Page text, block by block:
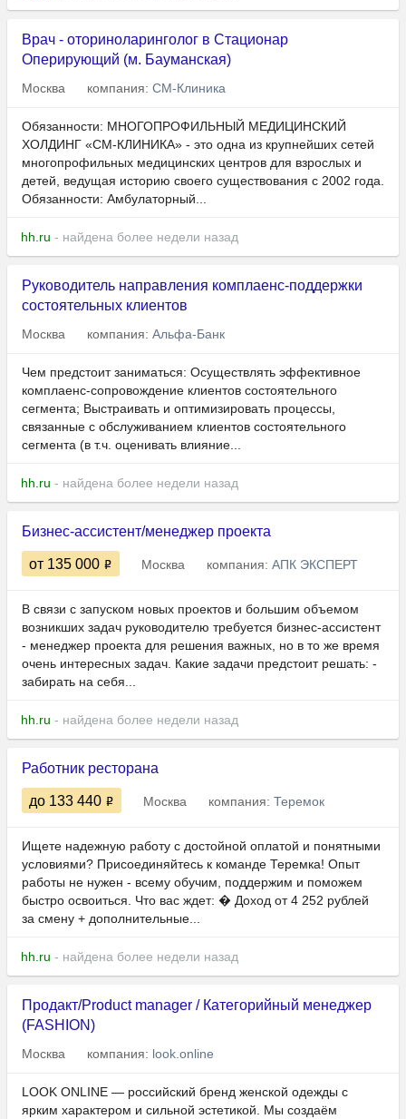
Врач - оториноларинголог в Стационар
Оперирующий (м. Бауманская)
Москва компания: СМ-Клиника
Обязанности: МНОГОПРОФИЛЬНЫЙ МЕДИЦИНСКИЙ
ХОЛДИНГ «СМ-КЛИНИКА» - это одна из крупнейших сетей
многопрофильных медицинских центров для взрослых и
детей, ведущая историю своего существования с 2002 года.
Обязанности: Амбулаторный...
hh.ru - найдена более недели назад
Руководитель направления комплаенс-поддержки
состоятельных клиентов
Москва компания: Альфа-Банк
Чем предстоит заниматься: Осуществлять эффективное
комплаенс-сопровождение клиентов состоятельного
сегмента; Выстраивать и оптимизировать процессы,
связанные с обслуживанием клиентов состоятельного
сегмента (в т.ч. оценивать влияние...
hh.ru - найдена более недели назад
Бизнес-ассистент/менеджер проекта
от 135 000 Москва компания: АПК ЭКСПЕРТ
В связи с запуском новых проектов и большим объемом
возникших задач руководителю требуется бизнес-ассистент
- менеджер проекта для решения важных, но в то же время
очень интересных задач. Какие задачи предстоит решать: -
забирать на себя...
hh.ru - найдена более недели назад
Работник ресторана
до 133 440 Москва компания: Теремок
Ищете надежную работу с достойной оплатой и понятными
условиями? Присоединяйтесь к команде Теремка! Опыт
работы не нужен - всему обучим, поддержим и поможем
быстро освоиться. Что вас ждет: � Доход от 4 252 рублей
за смену + дополнительные...
hh.ru - найдена более недели назад
Продакт/Product manager / Категорийный менеджер
(FASHION)
Москва компания: look.online
LOOK ONLINE — российский бренд женской одежды с
ярким характером и сильной эстетикой. Мы создаём